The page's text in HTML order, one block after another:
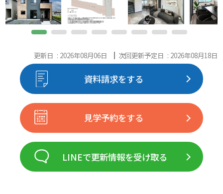
更新日 : 2026年08月06日 次回更新予定日 : 2026年08月18日
資料請求をする
見学予約をする
LINEで更新情報を受け取る